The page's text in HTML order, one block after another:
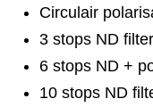
Circulair
3 stops ND
6 stops ND +
10 stops ND